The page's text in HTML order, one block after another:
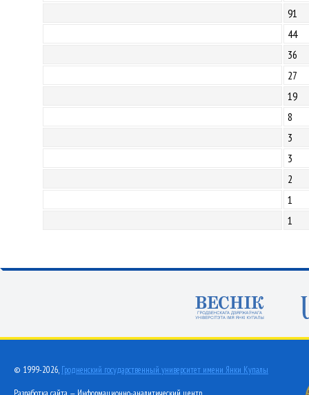
91
44
36
27
19
8
3
3
2
1
1
© 1999-2026, Гродненский государственный университет имени Янки Купалы